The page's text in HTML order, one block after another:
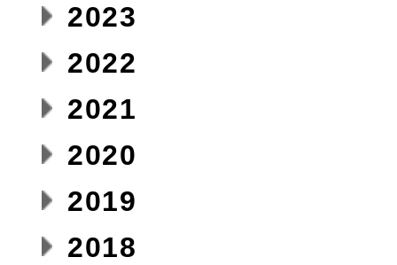
2023
2022
2021
2020
2019
2018